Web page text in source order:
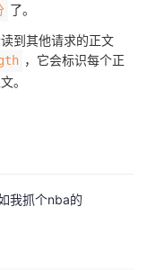
了。
到其他请求的正文
，它会标识每个正
。
我抓个nba的